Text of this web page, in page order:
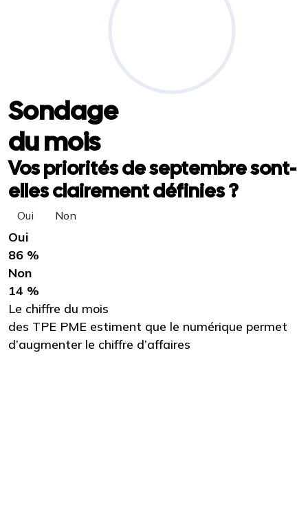
Sondage
du mois
Vos priorités de septembre sont-
elles clairement définies ?
Oui Non
Oui
86 %
Non
14 %
Le chiffre du mois
des TPE PME estiment que le numérique permet
d’augmenter le chiffre d’affaires